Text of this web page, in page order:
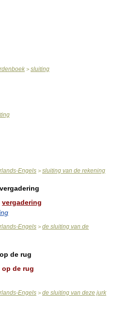
> sluiting
Engels > sluiting van de rekening
vergadering
Engels > de sluiting van de
de rug
op de rug
Engels > de sluiting van deze jurk